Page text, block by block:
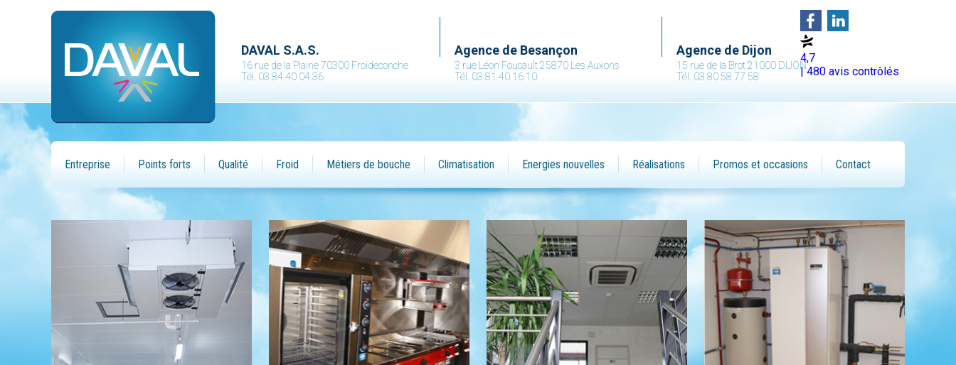
DAVAL S.A.S.
16 rue de la Plaine 70300 Froideconche
Tél. 03 84 40 04 36
Agence de Besançon
3 rue Léon Foucault 25870 Les Auxons
Tél. 03 81 40 16 10
Agence de Dijon
15 rue de la Brot 21000 DIJON
Tél. 03 80 58 77 58
4,7
| 480 avis contrôlés
Entreprise Points forts Qualité Froid Métiers de bouche Climatisation Energies nouvelles Réalisations Promos et occasions Contact